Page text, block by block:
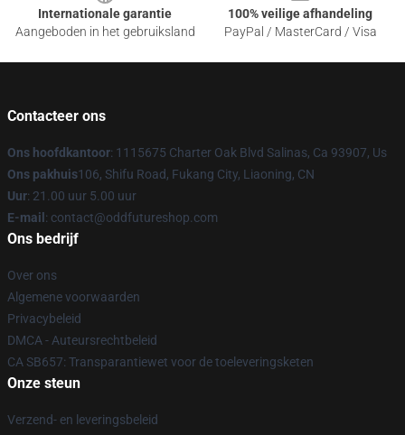
Internationale garantie
Aangeboden in het gebruiksland
100% veilige afhandeling
PayPal / MasterCard / Visa
Contacteer ons
Ons hoofdkantoor: 1115675 Charter Oak Blvd Salinas, Ca 93907, Us
Ons pakhuis106, Shifu Road, Fukang City, Liaoning, CN
Uur: 21.00 uur 5.00 uur
E-mail : contact@oddfutureshop.com
Ons bedrijf
Over ons
Algemene voorwaarden
Privacybeleid
DMCA - Auteursrechtbeleid
CA SB657: Transparantiewet voor de toeleveringsketen
Onze steun
Verzend- en leveringsbeleid